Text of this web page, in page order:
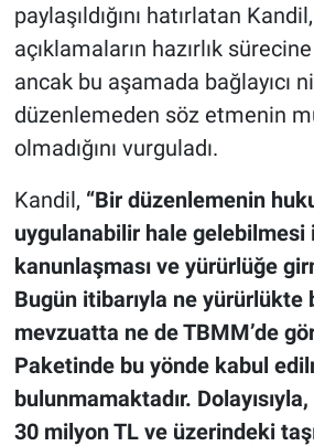
paylaşıldığını hatırlatan
açıklamaların hazırlık
ancak bu aşamada bağlayıcı
düzenlemeden söz etmenin
olmadığını vurguladı.
Kandil, “Bir düzenlemenin
uygulanabilir hale gelebilmesi
kanunlaşması ve yürürlüğe
Bugün itibarıyla ne yürürlükte
mevzuatta ne de TBMM’de
Paketinde bu yönde kabul
bulunmamaktadır.
30 milyon TL ve üzerindeki